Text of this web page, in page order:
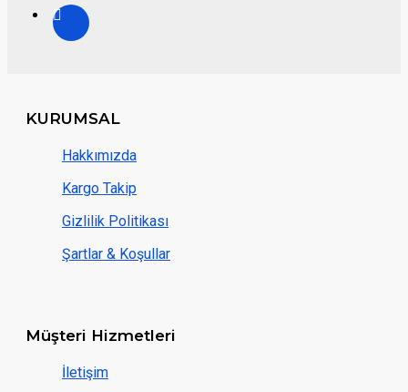
KURUMSAL
Hakkımızda
Kargo Takip
Gizlilik Politikası
Şartlar & Koşullar
Müşteri Hizmetleri
İletişim